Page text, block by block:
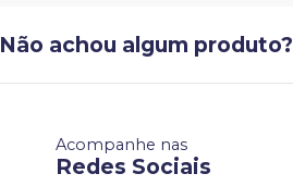
Não achou algum produto?
Acompanhe nas
Redes Sociais